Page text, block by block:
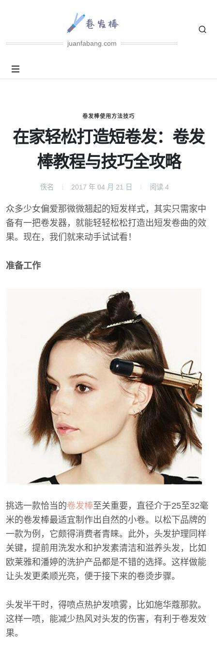
juanfabang.com
卷发棒使用方法技巧
在家轻松打造短卷发：卷发
棒教程与技巧全攻略
佚名 2017 年 04 月 21 日 阅读 4
众多少女偏爱那微微翘起的短发样式，其实只需家中
备有一把卷发器，就能轻轻松松打造出短发卷曲的效
果。现在，我们就来动手试试看！
准备工作
挑选一款恰当的卷发棒至关重要，直径介于25至32毫
米的卷发棒最适宜制作出自然的小卷。以松下品牌的
一款为例，它颇得消费者青睐。此外，头发护理同样
关键，提前用洗发水和护发素清洁和滋养头发，比如
欧莱雅和潘婷的洗护产品都是不错的选择。这样做能
让头发更柔顺光亮，便于接下来的卷烫步骤。
头发半干时，得喷点热护发喷雾，比如施华蔻那款。
这样一喷，能减少热风对头发的伤害，有利于卷发效
果。